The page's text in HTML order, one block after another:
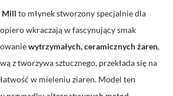
Mill to młynek stworzony specjalnie dla
wkraczają w fascynujący smak
wytrzymałych, ceramicznych żaren,
z tworzywa sztucznego, przekłada się na
w mieleniu ziaren. Model ten